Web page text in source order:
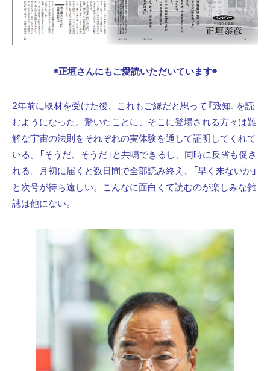
◉正垣さんにもご愛読いただいています◉
2年前に取材を受けた後、これもご縁だと思って『致知』を読
むようになった。驚いたことに、そこに登場される方々は難
解な宇宙の法則をそれぞれの実体験を通して証明してくれて
いる。「そうだ、そうだ」と共鳴できるし、同時に反省も促さ
れる。月初に届くと数日間で全部読み終え、「早く来ないか」
と次号が待ち遠しい。こんなに面白くて読むのが楽しみな雑
誌は他にない。